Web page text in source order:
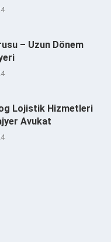
– Uzun Dönem
Lojistik Hizmetleri
Avukat